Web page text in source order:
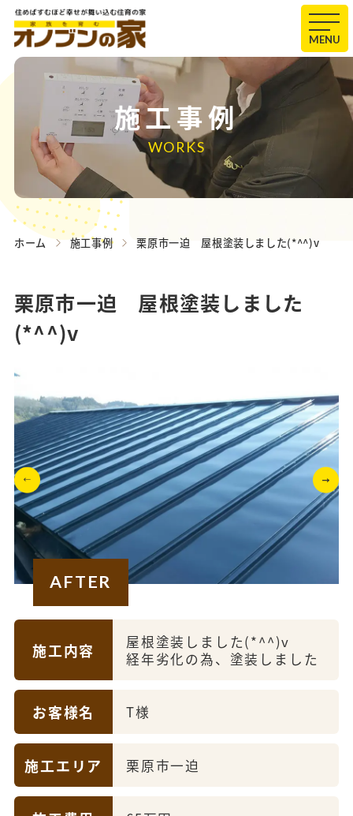
MENU
施工事例
WORKS
ホーム 施工事例 栗原市一迫 屋根塗装しました(*^^)v
栗原市一迫 屋根塗装しました
(*^^)v
AFTER
施工内容
屋根塗装しました(*^^)v
経年劣化の為、塗装しました
お客様名 T様
施工エリア 栗原市一迫